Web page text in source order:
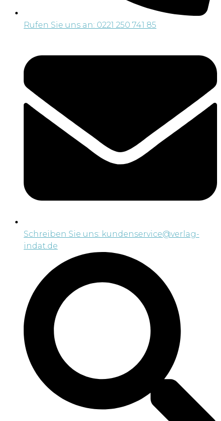
Rufen Sie uns an: 0221 250 741 85
Schreiben Sie uns: kundenservice@verlag-
indat.de